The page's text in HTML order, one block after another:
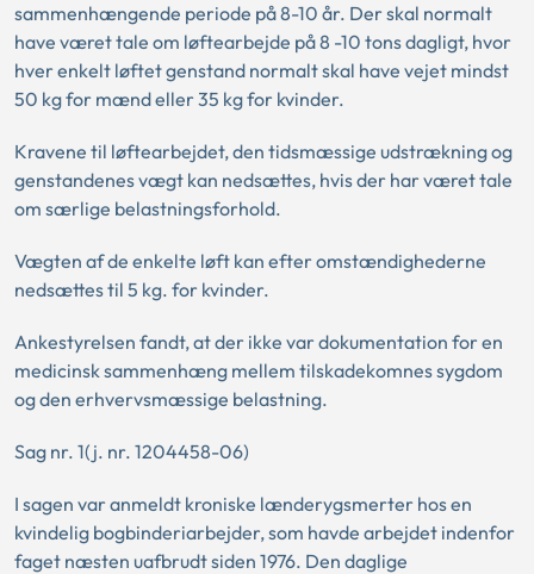
sammenhængende periode på 8-10 år. Der skal normalt
have været tale om løftearbejde på 8 -10 tons dagligt, hvor
hver enkelt løftet genstand normalt skal have vejet mindst
50 kg for mænd eller 35 kg for kvinder.
Kravene til løftearbejdet, den tidsmæssige udstrækning og
genstandenes vægt kan nedsættes, hvis der har været tale
om særlige belastningsforhold.
Vægten af de enkelte løft kan efter omstændighederne
nedsættes til 5 kg. for kvinder.
Ankestyrelsen fandt, at der ikke var dokumentation for en
medicinsk sammenhæng mellem tilskadekomnes sygdom
og den erhvervsmæssige belastning.
Sag nr. 1(j. nr. 1204458-06)
I sagen var anmeldt kroniske lænderygsmerter hos en
kvindelig bogbinderiarbejder, som havde arbejdet indenfor
faget næsten uafbrudt siden 1976. Den daglige